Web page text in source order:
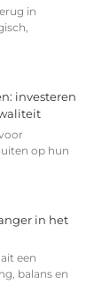
in
investeren
op hun
in het
een
balans en